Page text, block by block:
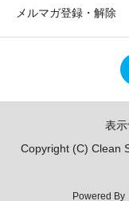
メルマガ登録・解除
表
Copyright (C) Clean
Powered By